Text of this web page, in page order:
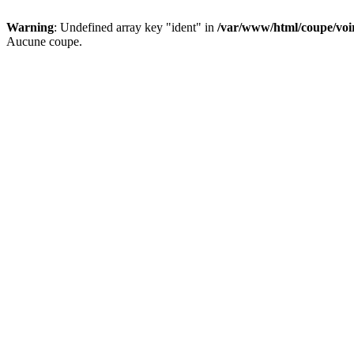
Warning: Undefined array key "ident" in /var/www/html/coupe/
Aucune coupe.